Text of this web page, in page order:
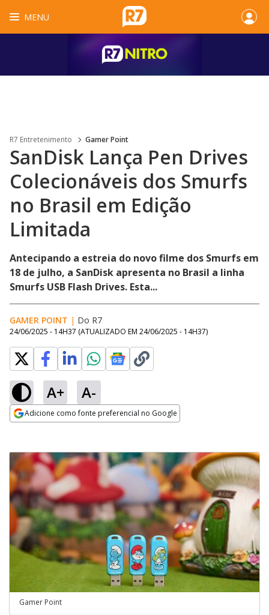
MENU
R7 Entretenimento Gamer Point
SanDisk Lança Pen Drives
Colecionáveis dos Smurfs
no Brasil em Edição
Limitada
Antecipando a estreia do novo filme dos Smurfs em
18 de julho, a SanDisk apresenta no Brasil a linha
Smurfs USB Flash Drives. Esta...
GAMER POINT | Do R7
24/06/2025 - 14H37 (ATUALIZADO EM 24/06/2025 - 14H37)
A+ A-
Adicione como fonte preferencial no Google
Gamer Point